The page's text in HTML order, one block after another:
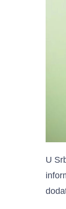
U